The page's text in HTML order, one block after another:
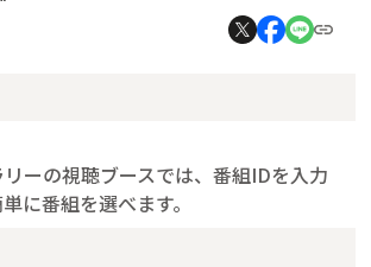
ーの視聴ブースでは、番組IDを入力
に番組を選べます。